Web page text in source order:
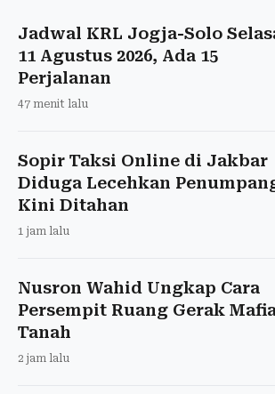
Jadwal KRL Jogja-Solo
11 Agustus 2026, Ada 15
Perjalanan
47 menit lalu
Sopir Taksi Online di Jakbar
Diduga Lecehkan
Kini Ditahan
1 jam lalu
Nusron Wahid Ungkap Cara
Persempit Ruang Gerak
Tanah
2 jam lalu